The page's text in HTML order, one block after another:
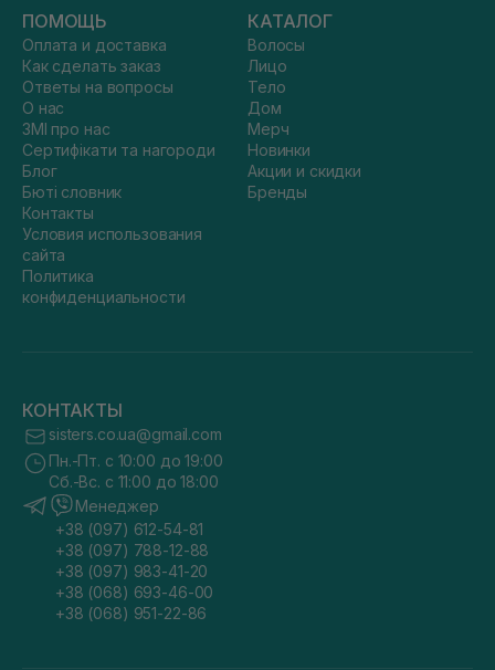
ПОМОЩЬ
Оплата и доставка
Как сделать заказ
Ответы на вопросы
О нас
ЗМІ про нас
Сертифікати та нагороди
Блог
Бюті словник
Контакты
Условия использования
сайта
Политика
конфиденциальности
КАТАЛОГ
Волосы
Лицо
Тело
Дом
Мерч
Новинки
Акции и скидки
Бренды
КОНТАКТЫ
sisters.co.ua@gmail.com
Пн.-Пт. с 10:00 до 19:00
Сб.-Вс. с 11:00 до 18:00
Менеджер
+38 (097) 612-54-81
+38 (097) 788-12-88
+38 (097) 983-41-20
+38 (068) 693-46-00
+38 (068) 951-22-86